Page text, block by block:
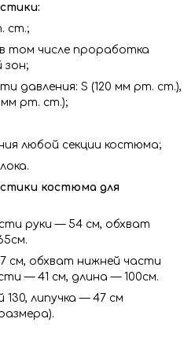
ст.;
том числе проработка
зон;
давления: S (120 мм рт. ст.),
мм рт. ст.);
любой секции костюма;
костюма для
руки — 54 см, обхват
см, обхват нижней части
— 41 см, длина — 100см.
липучка — 47 см